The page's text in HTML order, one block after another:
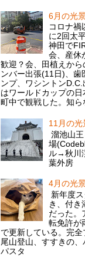
6月の光
コロナ禍
に2回太
神田で
会、産休
歓迎？会、田植えか
ンバー出張(11日)、歯
ンプ、ワシントン
はワールドカップの
町中で観戦した。知ら
11月の光
溜池山
場
ル→秋川
葉外房
4月の光
新年度
き、付き
だった。
転免許が
で更新している。完
尾山登山、すすきの、
パスタ